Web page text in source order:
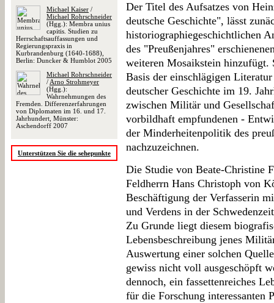
Michael Kaiser /
Michael Rohrschneider
(Hgg.): Membra unius
capitis. Studien zu
Herrschaftsauffassungen und
Regierungspraxis in
Kurbrandenburg (1640-1688),
Berlin: Duncker & Humblot 2005
Michael Rohrschneider
/ Arno Strohmeyer
(Hgg.):
Wahrnehmungen des
Fremden. Differenzerfahrungen
von Diplomaten im 16. und 17.
Jahrhundert, Münster:
Aschendorff 2007
Unterstützen Sie die sehepunkte
Der Titel des Aufsatzes von
deutsche Geschichte", lässt
historiographiegeschichtlichen
des "Preußenjahres"
weiteren Mosaikstein hinzufügt.
Basis der einschlägigen
deutscher Geschichte im 19.
zwischen Militär und
vorbildhaft empfundenen -
der Minderheitenpolitik des
nachzuzeichnen.
Die Studie von Beate-Christine
Feldherrn Hans Christoph von
Beschäftigung der Verfasserin
und Verdens in der
Zu Grunde liegt diesem
Lebensbeschreibung jenes
Auswertung einer solchen
gewiss nicht voll ausgeschöpft
dennoch, ein fassettenreiches
für die Forschung interessanten